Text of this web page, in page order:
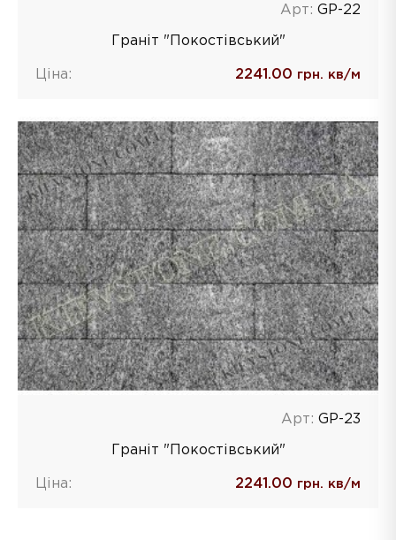
Арт: GP-22
Граніт "Покостівський"
Ціна: 2241.00 грн. кв/м
Арт: GP-23
Граніт "Покостівський"
Ціна: 2241.00 грн. кв/м